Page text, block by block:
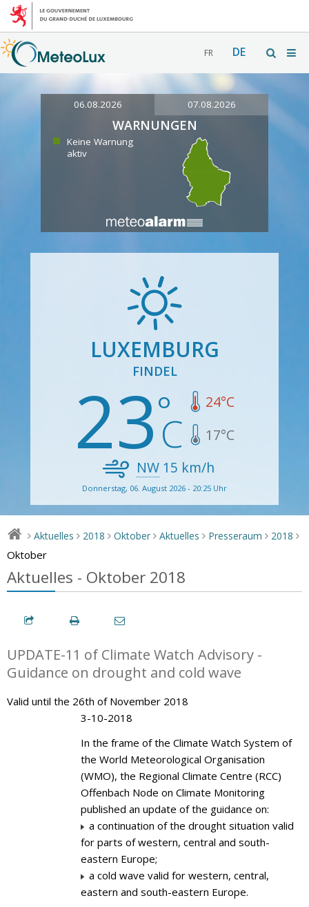
FR DE
06.08.2026 07.08.2026
WARNUNGEN
Keine Warnung
aktiv
LUXEMBURG
FINDEL
23 24°C
17°C
NW15 km/h
Donnerstag, 06. August 2026 - 20:25 Uhr
> Aktuelles > 2018 > Oktober > Aktuelles > Presseraum > 2018 >
Oktober
Aktuelles - Oktober 2018
UPDATE-11 of Climate Watch Advisory -
Guidance on drought and cold wave
Valid until the 26th of November 2018
3-10-2018
In the frame of the Climate Watch System of
the World Meteorological Organisation
(WMO), the Regional Climate Centre (RCC)
Offenbach Node on Climate Monitoring
published an update of the guidance on:
a continuation of the drought situation valid
for parts of western, central and south-
eastern Europe;
a cold wave valid for western, central,
eastern and south-eastern Europe.